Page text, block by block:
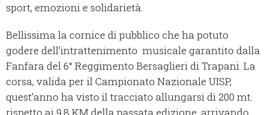
sport, emozioni e solidarietà.
Bellissima la cornice di pubblico che ha potuto
godere dell’intrattenimento musicale garantito dalla
Fanfara del 6° Reggimento Bersaglieri di Trapani. La
corsa, valida per il Campionato Nazionale UISP,
quest’anno ha visto il tracciato allungarsi di 200 mt.